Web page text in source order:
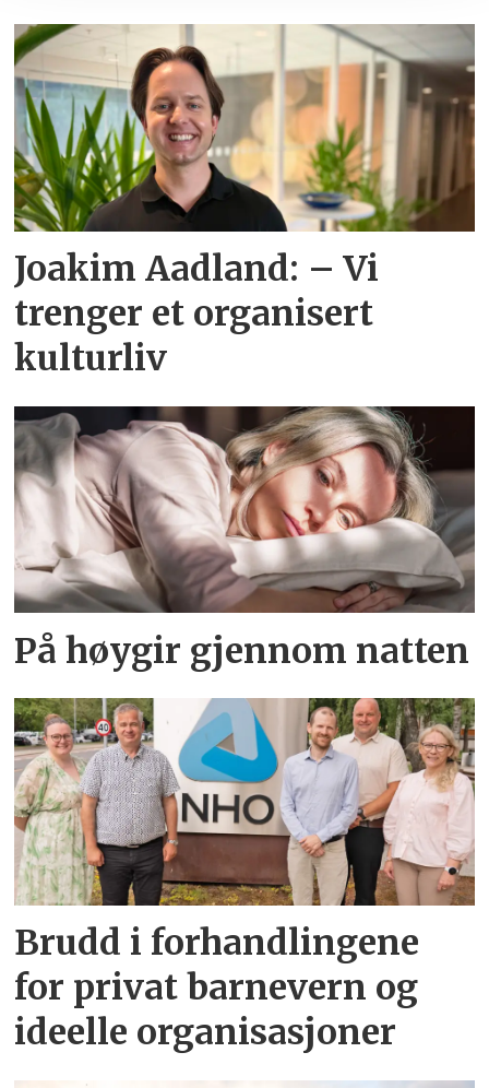
Joakim Aadland: – Vi
trenger et organisert
kulturliv
På høygir gjennom natten
Brudd i forhandlingene
for privat barnevern og
ideelle organisasjoner